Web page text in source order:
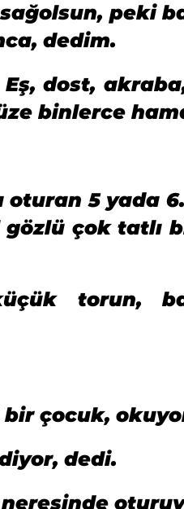
peki
dedim.
dost,
binlerce
oturan 5 yada
gözlü çok tatlı
torun,
çocuk,
dedi.